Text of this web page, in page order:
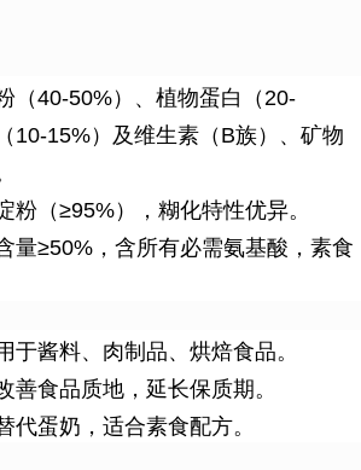
（40-50%）、植物蛋白（20-
10-15%）及维生素（B族）、矿物
粉（≥95%），糊化特性优异。
量≥50%，含所有必需氨基酸，素食
于酱料、肉制品、烘焙食品。
善食品质地，延长保质期。
代蛋奶，适合素食配方。